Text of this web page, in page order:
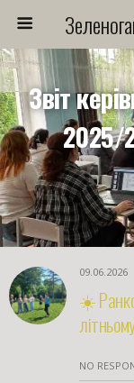
Звіт
2025/
09.06.2026
☀️
NO